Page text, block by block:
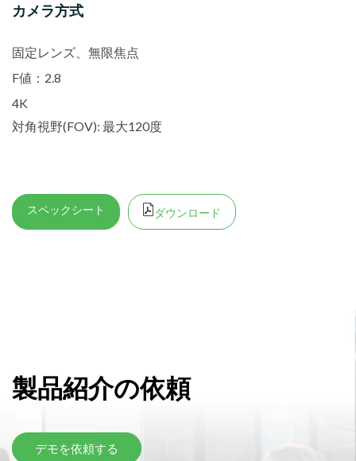
カメラ方式
固定レンズ、無限焦点
F値：2.8
4K
対角視野(FOV): 最大120度
スペックシート ダウンロード
製品紹介の依頼
デモを依頼する